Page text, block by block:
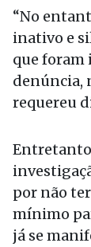
“No
inativo e
que foram
denúncia,
requereu
por não
mínimo
já se